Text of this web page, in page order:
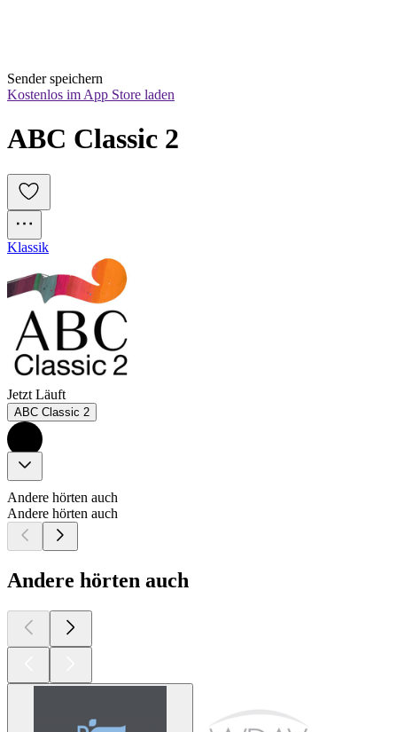
Sender speichern
Kostenlos im App Store laden
ABC Classic 2
Klassik
Jetzt Läuft
ABC Classic 2
Andere hörten auch
Andere hörten auch
Andere hörten auch